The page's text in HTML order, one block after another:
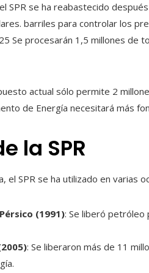
SPR se ha reabastecido
barriles para controlar los
Se procesarán 1,5 millones de
actual sólo permite 2
de Energía necesitará más
la SPR
el SPR se ha utilizado en varias
(1991): Se liberó petróleo
: Se liberaron más de 11